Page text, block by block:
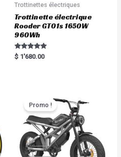
Trottinettes électriques
Trottinette électrique
Rooder GT01s 1650W
960Wh
Rated
5.00
$ 1'680.00
Promo !